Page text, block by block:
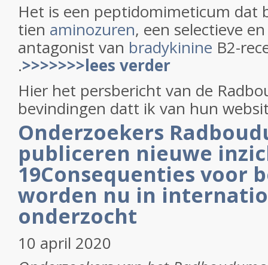
Het is een peptidomimeticum dat
tien aminozuren, een selectieve
antagonist van bradykinine B2-
.>>>>>>>lees verder
Hier het persbericht van de
bevindingen datt ik van hun
Onderzoekers
publiceren nieuwe
19Consequenties voor
worden nu in
onderzocht
10 april 2020